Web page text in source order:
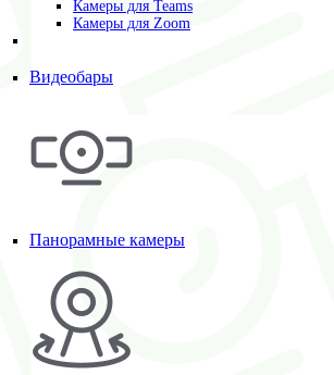
Камеры для Teams
Камеры для Zoom
Видеобары
Панорамные камеры